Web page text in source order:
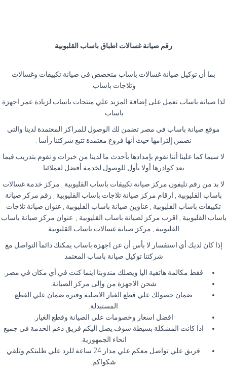
رقم صيانة غسالات اطباق باساب القلبوبية
بما أن توكيل صيانة غسالات باساب متخصص في صيانة تكييفات وغسالات
وتلاجات باساب.
لذا صيانة باساب تعمل على إضافة المزيد علي منتجات باساب لزيادة عمر اجهزة
باساب.
موقع صيانة باساب فى مصر تضمن لك الوصول للمراكز المعتمدة لدينا والتي
نضمن إلتزامها حيث أنها فروع معتمدة تتبع شركتنا رأسا .
لا سيما كما علينا أننا نقوم بإمدادها بأحدث ما لدينا من خبرات و نقوم بتدريب فيما
بعد كوادرها أولا بأول للوصول لخدمة أفضل لعملائنا
لا بد من رقم تليفون مركز صيانة تكييفات باساب القليوبية , مركز خدمة غسالات
باساب القليوبية , ارقام مركز صيانة تلاجات باساب القليوبية , رقم مركز صيانة
تكييفات باساب القليوبية , عناوين صيانة باساب القليوبية , عنوان صيانة تلاجات
باساب القليوبية , اقرب مركز لصيانة باساب القليوبية , عنوان مركز صيانة باساب
القليوبية , مركز صيانة غسالات باساب القليوبية
إذا كان لديك أي استفسار لا بأس أن عن اجهزة باساب يمكنك دائماَ التواصل مع
شركتنا توكيل صيانة باساب المعتمد
فقط مكالمة هاتفية اليا ويصلك مندوبنا اينما كنت في أي مكان في مصر.
شحن الاجهزة من وإلى مركز الصيانة.
ضمان حصولك علي قطع الغيار الاصلية وفترة ضمان علي القطع
المستبدلة.
افضل اسعار وخصومات علي الصيانة وقطع الغيار.
اذا كانت المشكلة بسيطة سوف يصل اليكم فريق دعم الخدمة في جميع
انحاء الجمهورية.
فريق علي تواصل معكم علي مدار 24 ساعة للرد علي طلبتكم وتلقي
شكواكم.